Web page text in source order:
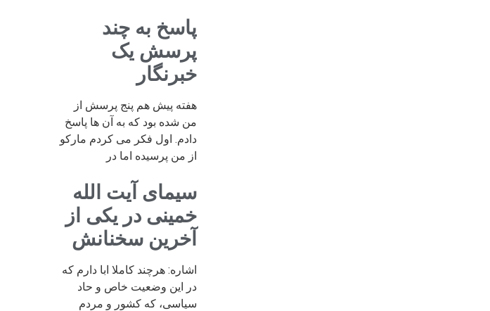
پاسخ به چند
پرسش یک
خبرنگار
هفته پیش هم پنج پرسش از
من شده بود که به آن ها پاسخ
دادم. اول فکر می کردم مارکو
از من پرسیده اما در
سیمای آیت الله
خمینی در یکی از
آخرین سخنانش
اشاره: هرچند کاملا ابا دارم که
در این وضعیت خاص و حاد
سیاسی، که کشور و مردم